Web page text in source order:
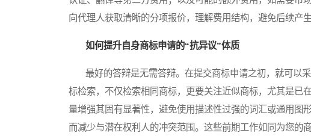
向代理人获取清晰的分项报价，理解费用结构，避免后续产生
如何提升自身商标申请的“抗异议”体质
最好的答辩是无需答辩。在提交商标申请之初，就可以
标检索，不仅检索相同商标，更要关注近似商标，尤其是已
量增强其固有显著性，避免使用描述性过强的词汇或通用图
而减少与潜在权利人的冲突范围。这些前期工作如同为您的商